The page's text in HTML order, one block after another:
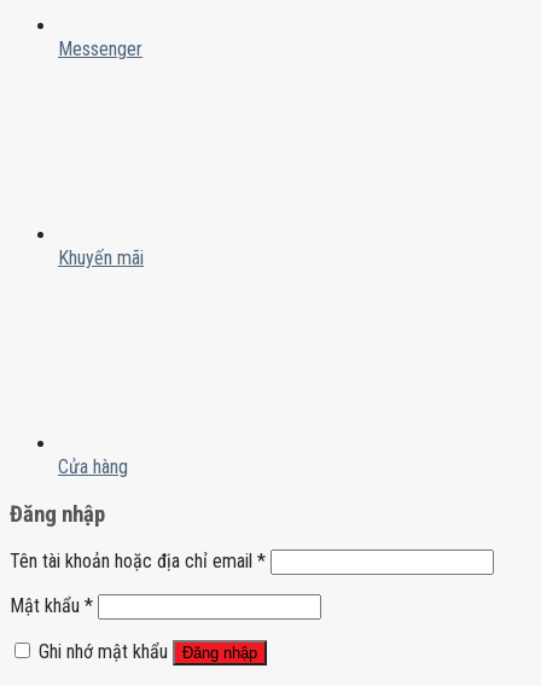
Messenger
Khuyến mãi
Cửa hàng
Đăng nhập
Tên tài khoản hoặc địa chỉ email *
Mật khẩu *
Ghi nhớ mật khẩu
Đăng nhập